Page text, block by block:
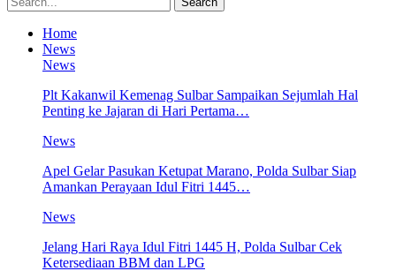
Home
News
News
Plt Kakanwil Kemenag Sulbar Sampaikan Sejumlah Hal
Penting ke Jajaran di Hari Pertama…
News
Apel Gelar Pasukan Ketupat Marano, Polda Sulbar Siap
Amankan Perayaan Idul Fitri 1445…
News
Jelang Hari Raya Idul Fitri 1445 H, Polda Sulbar Cek
Ketersediaan BBM dan LPG